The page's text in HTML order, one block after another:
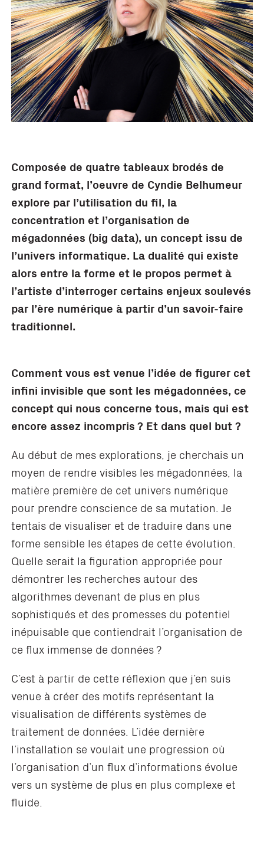
Composée de quatre tableaux brodés de
grand format, l’oeuvre de Cyndie Belhumeur
explore par l’utilisation du fil, la
concentration et l’organisation de
mégadonnées (big data), un concept issu de
l’univers informatique. La dualité qui existe
alors entre la forme et le propos permet à
l’artiste d’interroger certains enjeux soulevés
par l’ère numérique à partir d’un savoir-faire
traditionnel.
Comment vous est venue l’idée de figurer cet
infini invisible que sont les mégadonnées, ce
concept qui nous concerne tous, mais qui est
encore assez incompris ? Et dans quel but?
Au début de mes explorations, je cherchais un
moyen de rendre visibles les mégadonnées, la
matière première de cet univers numérique
pour prendre conscience de sa mutation. Je
tentais de visualiser et de traduire dans une
forme sensible les étapes de cette évolution.
Quelle serait la figuration appropriée pour
démontrer les recherches autour des
algorithmes devenant de plus en plus
sophistiqués et des promesses du potentiel
inépuisable que contiendrait l’organisation de
ce flux immense de données ?
C’est à partir de cette réflexion que j’en suis
venue à créer des motifs représentant la
visualisation de différents systèmes de
traitement de données. L’idée dernière
l’installation se voulait une progression où
l’organisation d’un flux d’informations évolue
vers un système de plus en plus complexe et
fluide.